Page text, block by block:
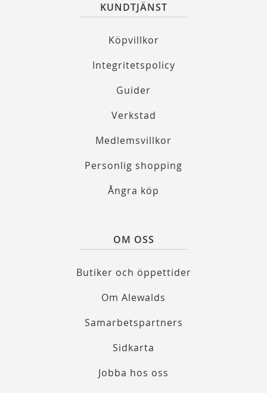
KUNDTJÄNST
Köpvillkor
Integritetspolicy
Guider
Verkstad
Medlemsvillkor
Personlig shopping
Ångra köp
OM OSS
Butiker och öppettider
Om Alewalds
Samarbetspartners
Sidkarta
Jobba hos oss